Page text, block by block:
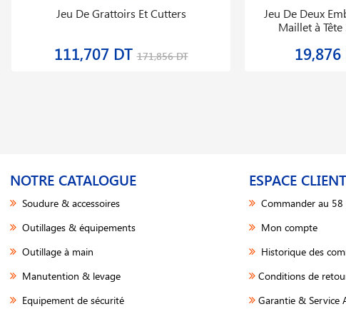
Jeu De Grattoirs Et Cutters
111,707 DT171,856 DT
Jeu De Deux
Maillet à
NOTRE CATALOGUE
Soudure & accessoires
Outillages & équipements
Outillage à main
Manutention & levage
Equipement de sécurité
ESPACE CLIENT
Commander au
Mon compte
Historique des
Conditions de
Garantie & Service